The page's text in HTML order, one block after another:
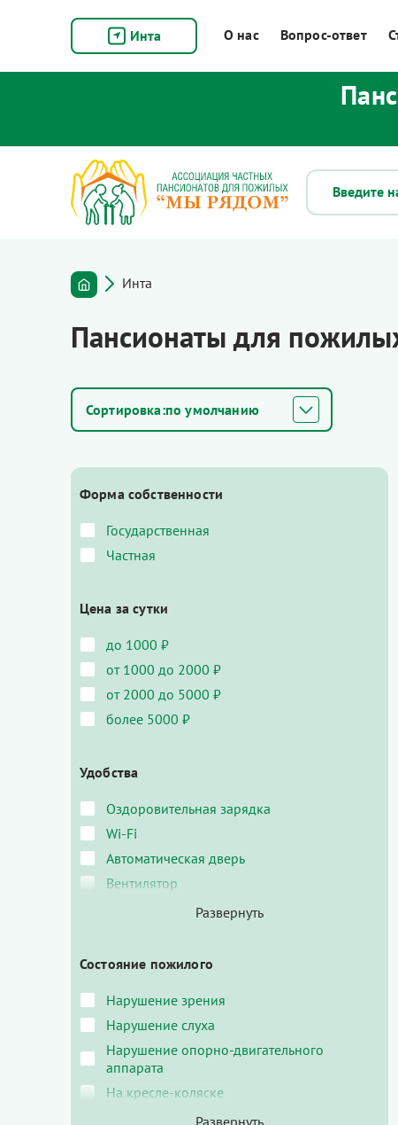
Инта О нас Вопрос-ответ
Инта
Пансионаты для
по умолчанию
Форма собственности
Государственная
Частная
Цена за сутки
до 1000 ₽
от 1000 до 2000 ₽
от 2000 до 5000 ₽
более 5000 ₽
Удобства
Оздоровительная зарядка
Wi-Fi
Автоматическая дверь
Вентилятор
Состояние пожилого
Нарушение зрения
Нарушение слуха
Нарушение опорно-двигательного
аппарата
На кресле-коляске